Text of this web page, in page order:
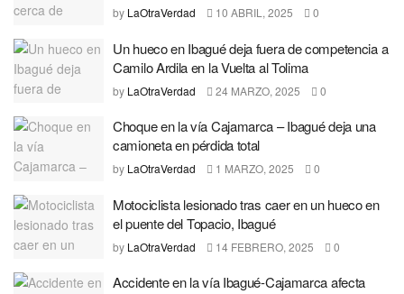
by LaOtraVerdad 10 ABRIL, 2025 0
Un hueco en Ibagué deja fuera de competencia a
Camilo Ardila en la Vuelta al Tolima
by LaOtraVerdad 24 MARZO, 2025 0
Choque en la vía Cajamarca – Ibagué deja una
camioneta en pérdida total
by LaOtraVerdad 1 MARZO, 2025 0
Motociclista lesionado tras caer en un hueco en
el puente del Topacio, Ibagué
by LaOtraVerdad 14 FEBRERO, 2025 0
Accidente en la vía Ibagué-Cajamarca afecta